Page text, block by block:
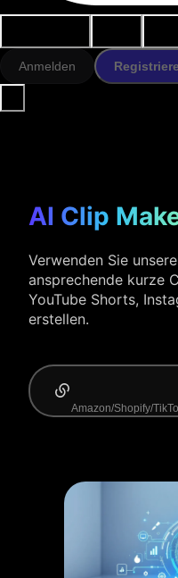
Anmelden
AI Clip
Verwenden Sie
ansprechende kurze
YouTube Shorts,
erstellen.